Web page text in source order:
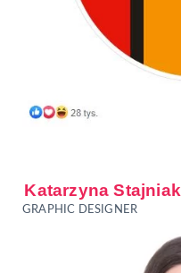
Katarzyna Stajniak
GRAPHIC DESIGNER